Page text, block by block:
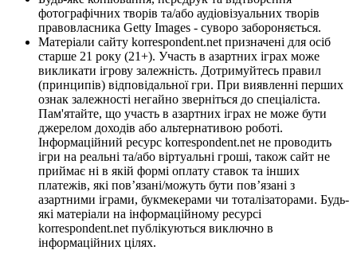
фотографічних творів та/або аудіовізуальних творів
правовласника Getty Images - суворо забороняється.
Матеріали сайту korrespondent.net призначені для осіб
старше 21 року (21+). Участь в азартних іграх може
викликати ігрову залежність. Дотримуйтесь правил
(принципів) відповідальної гри. При виявленні перших
ознак залежності негайно зверніться до спеціаліста.
Пам'ятайте, що участь в азартних іграх не може бути
джерелом доходів або альтернативою роботі.
Інформаційний ресурс korrespondent.net не проводить
ігри на реальні та/або віртуальні гроші, також сайт не
приймає ні в якій формі оплату ставок та інших
платежів, які пов’язані/можуть бути пов’язані з
азартними іграми, букмекерами чи тоталізаторами. Будь-
які матеріали на інформаційному ресурсі
korrespondent.net публікуються виключно в
інформаційних цілях.